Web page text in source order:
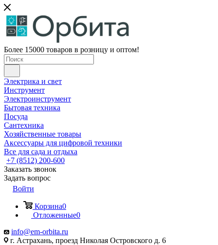
Более 15000 товаров в розницу и оптом!
Электрика и свет
Инструмент
Электроинструмент
Бытовая техника
Посуда
Сантехника
Хозяйственные товары
Аксессуары для цифровой техники
Все для сада и отдыха
+7 (8512) 200-600
Заказать звонок
Задать вопрос
Войти
Корзина0
Отложенные0
info@em-orbita.ru
г. Астрахань, проезд Николая Островского д. 6